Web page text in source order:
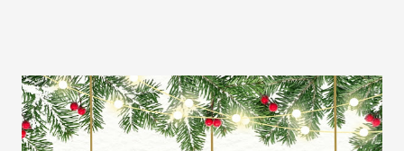
22/12 (domingo) - Lojas, Quiosques e Alimentação: 11h às
22h. 24/12 (terça-feira) - Lojas, Quiosques e Alimentação:
09h às 18h. 25/12 (quarta-feira) - Lojas e Quiosques: